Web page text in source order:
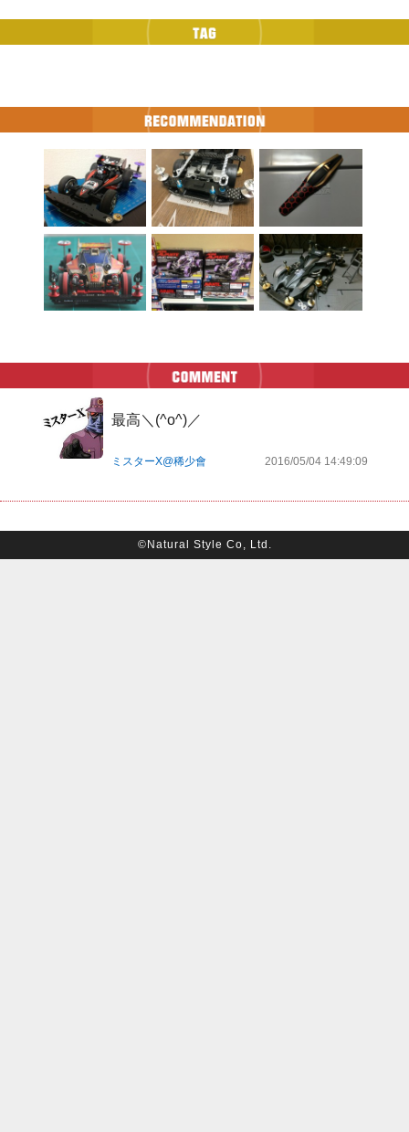
最高＼(^o^)／
ミスターX@稀少會 2016/05/04 14:49:09
©Natural Style Co, Ltd.